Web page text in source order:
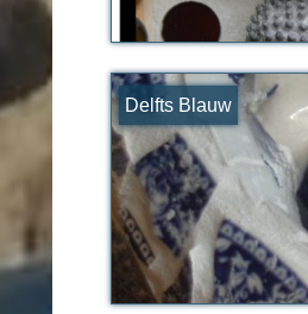
Delfts Blauw